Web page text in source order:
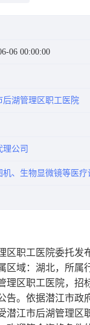
06 00:00:00
后湖管理区职工医院
理公司
机、生物显微镜等医疗
区职工医院委托
区域：湖北，所
理区职工医院，
告。依据潜江市
潜江市后湖管理